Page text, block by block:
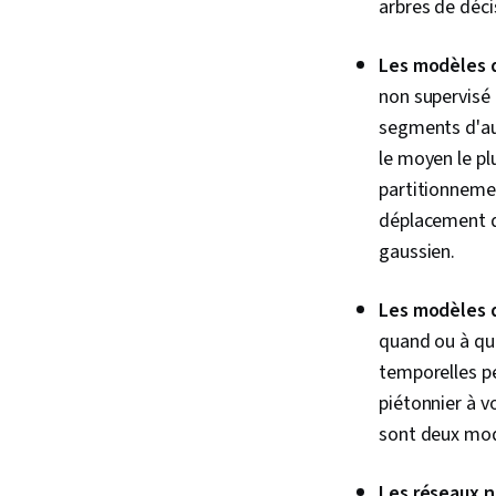
arbres de
Les
non
segments
le moyen le
déplacement
gaussien.
Les
quand ou à
temporelles
piétonnier à
sont deux